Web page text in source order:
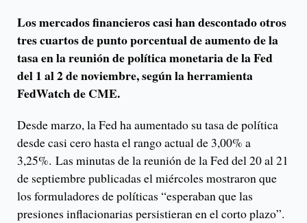
Los mercados financieros casi han descontado otros
tres cuartos de punto porcentual de aumento de la
tasa en la reunión de política monetaria de la Fed
del 1 al 2 de noviembre, según la herramienta
FedWatch de CME.
Desde marzo, la Fed ha aumentado su tasa de política
desde casi cero hasta el rango actual de 3,00% a
3,25%. Las minutas de la reunión de la Fed del 20 al 21
de septiembre publicadas el miércoles mostraron que
los formuladores de políticas “esperaban que las
presiones inflacionarias persistieran en el corto plazo”.